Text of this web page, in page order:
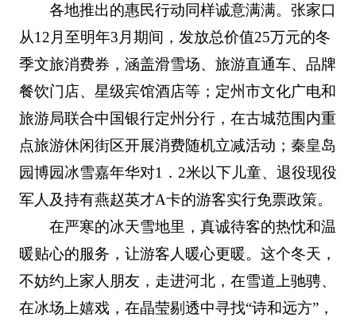
各地推出的惠民行动同样诚意满满。张家口
从12月至明年3月期间，发放总价值25万元的冬
季文旅消费券，涵盖滑雪场、旅游直通车、品牌
餐饮门店、星级宾馆酒店等；定州市文化广电和
旅游局联合中国银行定州分行，在古城范围内重
点旅游休闲街区开展消费随机立减活动；秦皇岛
园博园冰雪嘉年华对1．2米以下儿童、退役现役
军人及持有燕赵英才A卡的游客实行免票政策。
在严寒的冰天雪地里，真诚待客的热忱和温
暖贴心的服务，让游客人暖心更暖。这个冬天，
不妨约上家人朋友，走进河北，在雪道上驰骋、
在冰场上嬉戏，在晶莹剔透中寻找“诗和远方”，